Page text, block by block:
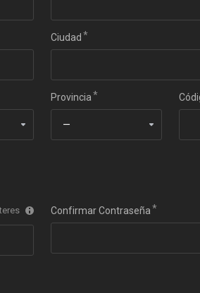
Ciudad
Provincia
Confirmar Contraseña